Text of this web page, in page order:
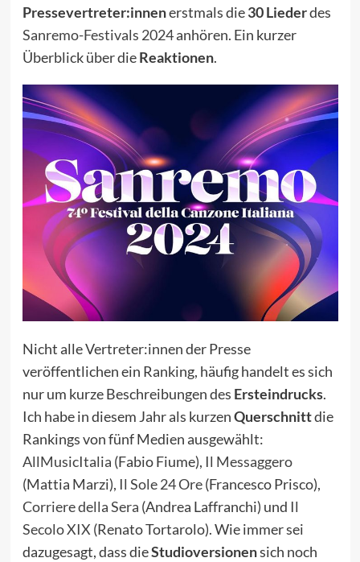
Pressevertreter:innenerstmals die30 Liederdes
Sanremo-Festivals 2024anhören. Ein kurzer
Überblick über dieReaktionen.
Nicht alle Vertreter:innen der Presse
veröffentlichen ein Ranking, häufig handelt es sich
nur um kurze Beschreibungen des Ersteindrucks.
Ich habe in diesem Jahr als kurzenQuerschnittdie
Rankings von fünf Medien ausgewählt:
AllMusicItalia (Fabio Fiume), Il Messaggero
(Mattia Marzi), Il Sole 24 Ore(Francesco Prisco),
Corriere della Sera (Andrea Laffranchi) und Il
Secolo XIX (Renato Tortarolo). Wie immer sei
dazugesagt, dass dieStudioversionensich noch